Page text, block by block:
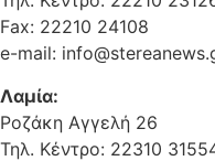
Fax: 22210 24108
e-mail:
Λαμία:
Ροζάκη Αγγελή 26
Τηλ. Κέντρο: 22310